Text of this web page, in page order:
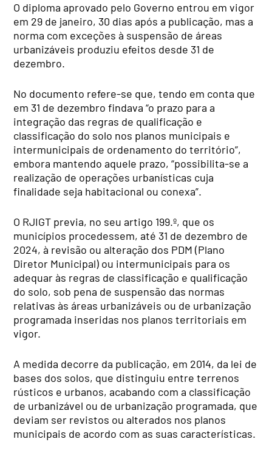
O diploma aprovado pelo Governo entrou em vigor
em 29 de janeiro, 30 dias após a publicação, mas a
norma com exceções à suspensão de áreas
urbanizáveis produziu efeitos desde 31 de
dezembro.
No documento refere-se que, tendo em conta que
em 31 de dezembro findava “o prazo para a
integração das regras de qualificação e
classificação do solo nos planos municipais e
intermunicipais de ordenamento do território”,
embora mantendo aquele prazo, “possibilita-se a
realização de operações urbanísticas cuja
finalidade seja habitacional ou conexa”.
O RJIGT previa, no seu artigo 199.º, que os
municípios procedessem, até 31 de dezembro de
2024, à revisão ou alteração dos PDM (Plano
Diretor Municipal) ou intermunicipais para os
adequar às regras de classificação e qualificação
do solo, sob pena de suspensão das normas
relativas às áreas urbanizáveis ou de urbanização
programada inseridas nos planos territoriais em
vigor.
A medida decorre da publicação, em 2014, da lei de
bases dos solos, que distinguiu entre terrenos
rústicos e urbanos, acabando com a classificação
de urbanizável ou de urbanização programada, que
deviam ser revistos ou alterados nos planos
municipais de acordo com as suas características.